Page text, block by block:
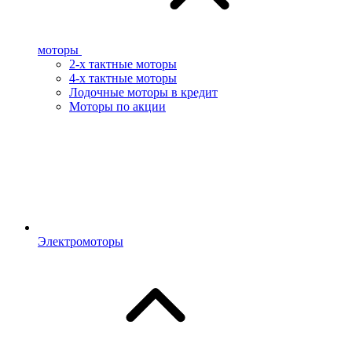
моторы
2-х тактные моторы
4-х тактные моторы
Лодочные моторы в кредит
Моторы по акции
Электромоторы